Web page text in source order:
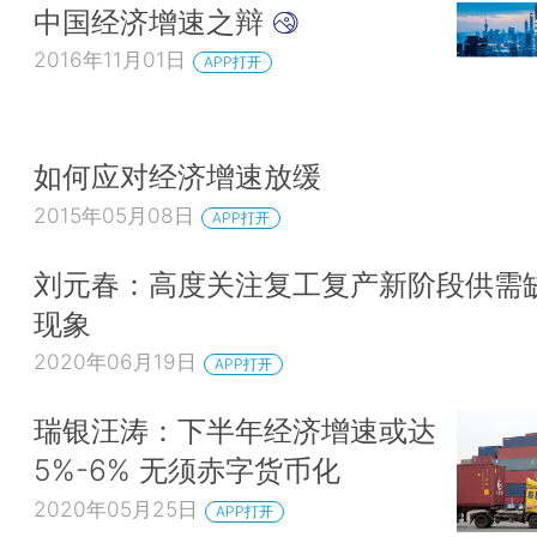
中国经济增速之辩
2016年11月01日 APP打开
如何应对经济增速放缓
2015年05月08日 APP打开
刘元春：高度关注复工复产新阶段供需
现象
2020年06月19日 APP打开
瑞银汪涛：下半年经济增速或达
5%-6% 无须赤字货币化
2020年05月25日 APP打开